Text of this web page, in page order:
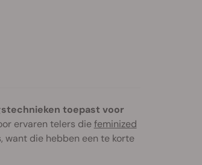
toepast voor
ervaren telers diefeminized
want die hebben een te korte